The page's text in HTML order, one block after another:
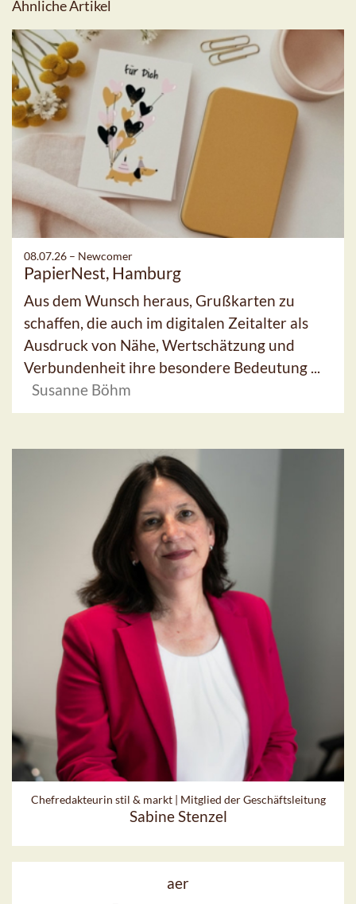
Ähnliche Artikel
08.07.26 – Newcomer
PapierNest, Hamburg
Aus dem Wunsch heraus, Grußkarten zu
schaffen, die auch im digitalen Zeitalter als
Ausdruck von Nähe, Wertschätzung und
Verbundenheit ihre besondere Bedeutung ...
Susanne Böhm
Chefredakteurin stil & markt | Mitglied der Geschäftsleitung
Sabine Stenzel
aer